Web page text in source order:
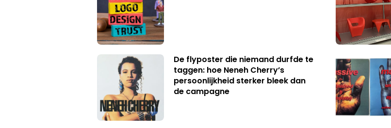
De flyposter die niemand durfde te
taggen: hoe Neneh Cherry’s
persoonlijkheid sterker bleek dan
de campagne